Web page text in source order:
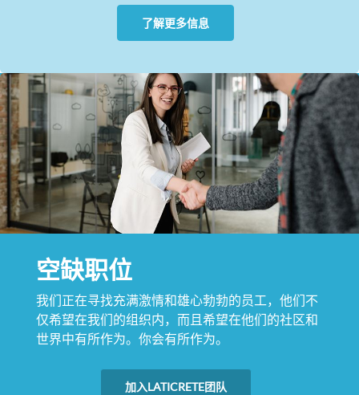
了解更多信息
空缺职位
我们正在寻找充满激情和雄心勃勃的员工，他们不
仅希望在我们的组织内，而且希望在他们的社区和
世界中有所作为。你会有所作为。
加入LATICRETE团队